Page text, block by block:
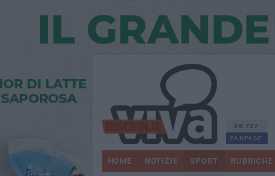
30.727
FANPAGE
HOME NOTIZIE SPORT RUBRICHE